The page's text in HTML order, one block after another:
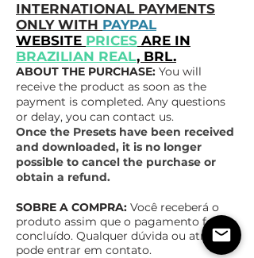
INTERNATIONAL PAYMENTS
ONLY WITH PAYPAL
WEBSITE PRICES ARE IN
BRAZILIAN REAL, BRL.
ABOUT THE PURCHASE: You will
receive the product as soon as the
payment is completed. Any questions
or delay, you can contact us.
Once the Presets have been received
and downloaded, it is no longer
possible to cancel the purchase or
obtain a refund.
SOBRE A COMPRA: Você receberá o
produto assim que o pagamento for
concluído. Qualquer dúvida ou atraso,
pode entrar em contato.